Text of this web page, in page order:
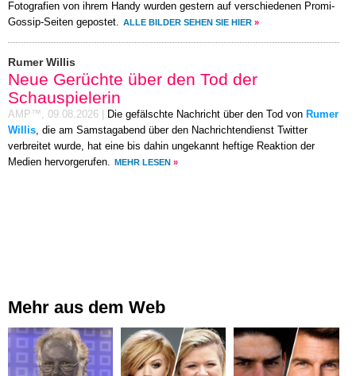
Fotografien von ihrem Handy wurden gestern auf verschiedenen Promi-
Gossip-Seiten gepostet. ALLE BILDER SEHEN SIE HIER »
Rumer Willis
Neue Gerüchte über den Tod der
Schauspielerin
AMP™, 09.08.2026 Die gefälschte Nachricht über den Tod von Rumer
Willis, die am Samstagabend über den Nachrichtendienst Twitter
verbreitet wurde, hat eine bis dahin ungekannt heftige Reaktion der
Medien hervorgerufen. MEHR LESEN »
Mehr aus dem Web